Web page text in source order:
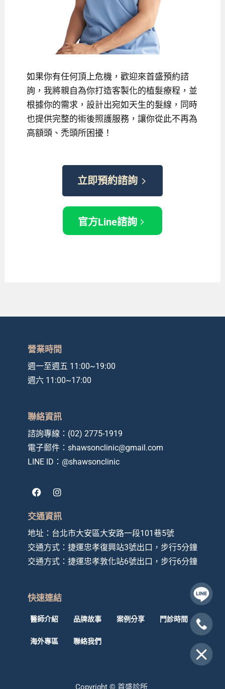
如果你有任何頂上危機，歡迎來首盛預約諮
詢，我將親自為你打造客製化的植髮療程，並
根據你的需求，設計出宛如天生的髮線，同時
也提供完整的術後照護服務，讓你從此不再為
高額頭、禿頭所困擾！
立即預約諮詢
官方Line諮詢
營業時間
週一至週五 11:00~19:00
週六 11:00~17:00
聯絡資訊
諮詢專線： (02) 2775-1919
電子郵件： shawsonclinic@gmail.com
LINE ID： @shawsonclinic
F
a
e
b
o
o
k
I
n
t
a
g
r
a
m
交通資訊
地址： 台北市大安區大安路一段101巷5號
交通方式：捷運忠孝復興站3號出口，步行5分鐘
交通方式： 捷運忠孝敦化站6號出口，步行6分鐘
快速連結
醫師介紹 品牌故事 案例分享 門診時間
海外專區 聯絡我們
Copyright © 首盛診所